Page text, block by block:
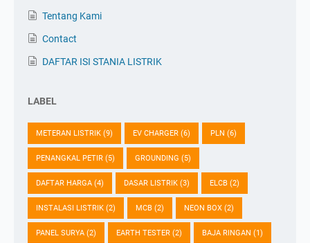
Tentang Kami
Contact
DAFTAR ISI STANIA LISTRIK
LABEL
METERAN LISTRIK (9) EV CHARGER (6) PLN (6)
PENANGKAL PETIR (5) GROUNDING (5)
DAFTAR HARGA (4) DASAR LISTRIK (3) ELCB (2)
INSTALASI LISTRIK (2) MCB (2) NEON BOX (2)
PANEL SURYA (2) EARTH TESTER (2) BAJA RINGAN (1)